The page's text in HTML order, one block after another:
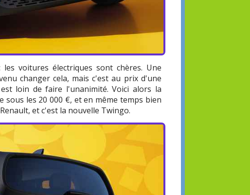
voitures électriques sont chères. Une
changer cela, mais c'est au prix d'une
loin de faire l'unanimité. Voici alors la
sous les 20 000 €, et en même temps bien
et c'est la nouvelle Twingo.